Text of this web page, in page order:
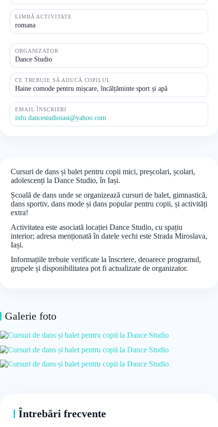
LIMBĂ ACTIVITATE
romana
ORGANIZATOR
Dance Studio
CE TREBUIE SĂ ADUCĂ COPILUL
Haine comode pentru mișcare, încălțăminte sport și apă
EMAIL ÎNSCRIERI
info.dancestudioiasi@yahoo.com
Cursuri de dans și balet pentru copii mici, preșcolari, școlari,
adolescenți la Dance Studio, în Iași.
Școală de dans unde se organizează cursuri de balet, gimnastică,
dans sportiv, dans mode și dans popular pentru copii, și activități
extra!
Activitatea este asociată locației Dance Studio, cu spațiu
interior; adresa menționată în datele vechi este Strada Miroslava,
Iași.
Informațiile trebuie verificate la înscriere, deoarece programul,
grupele și disponibilitatea pot fi actualizate de organizator.
Galerie foto
Întrebări frecvente